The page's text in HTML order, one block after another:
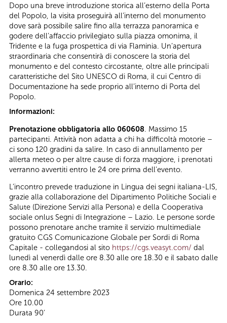
Dopo una breve introduzione storica all’esterno della Porta
del Popolo, la visita proseguirà all’interno del monumento
dove sarà possibile salire fino alla terrazza panoramica e
godere dell’affaccio privilegiato sulla piazza omonima, il
Tridente e la fuga prospettica di via Flaminia. Un’apertura
straordinaria che consentirà di conoscere la storia del
monumento e del contesto circostante, oltre alle principali
caratteristiche del Sito UNESCO di Roma, il cui Centro di
Documentazione ha sede proprio all’interno di Porta del
Popolo.
Informazioni:
Prenotazione obbligatoria allo 060608. Massimo 15
partecipanti. Attività non adatta a chi ha difficoltà motorie –
ci sono 120 gradini da salire. In caso di annullamento per
allerta meteo o per altre cause di forza maggiore, i prenotati
verranno avvertiti entro le 24 ore prima dell'evento.
L’incontro prevede traduzione in Lingua dei segni italiana-LIS,
grazie alla collaborazione del Dipartimento Politiche Sociali e
Salute (Direzione Servizi alla Persona) e della Cooperativa
sociale onlus Segni di Integrazione – Lazio. Le persone sorde
possono prenotare anche tramite il servizio multimediale
gratuito CGS Comunicazione Globale per Sordi di Roma
Capitale - collegandosi al sito https://cgs.veasyt.com/ dal
lunedì al venerdì dalle ore 8.30 alle ore 18.30 e il sabato dalle
ore 8.30 alle ore 13.30.
Orario:
Domenica 24 settembre 2023
Ore 10.00
Durata 90’